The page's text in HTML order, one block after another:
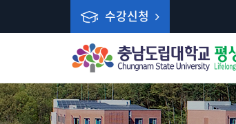
수강신청